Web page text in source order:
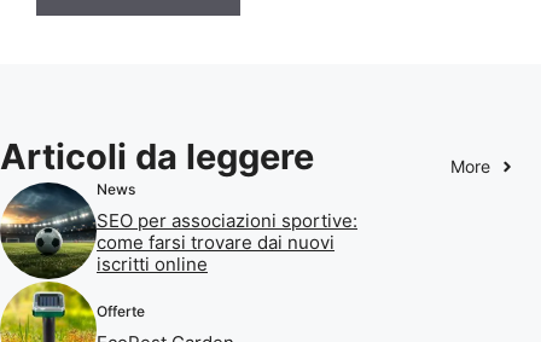
Articoli da leggere More
News
SEO per associazioni sportive:
come farsi trovare dai nuovi
iscritti online
Offerte